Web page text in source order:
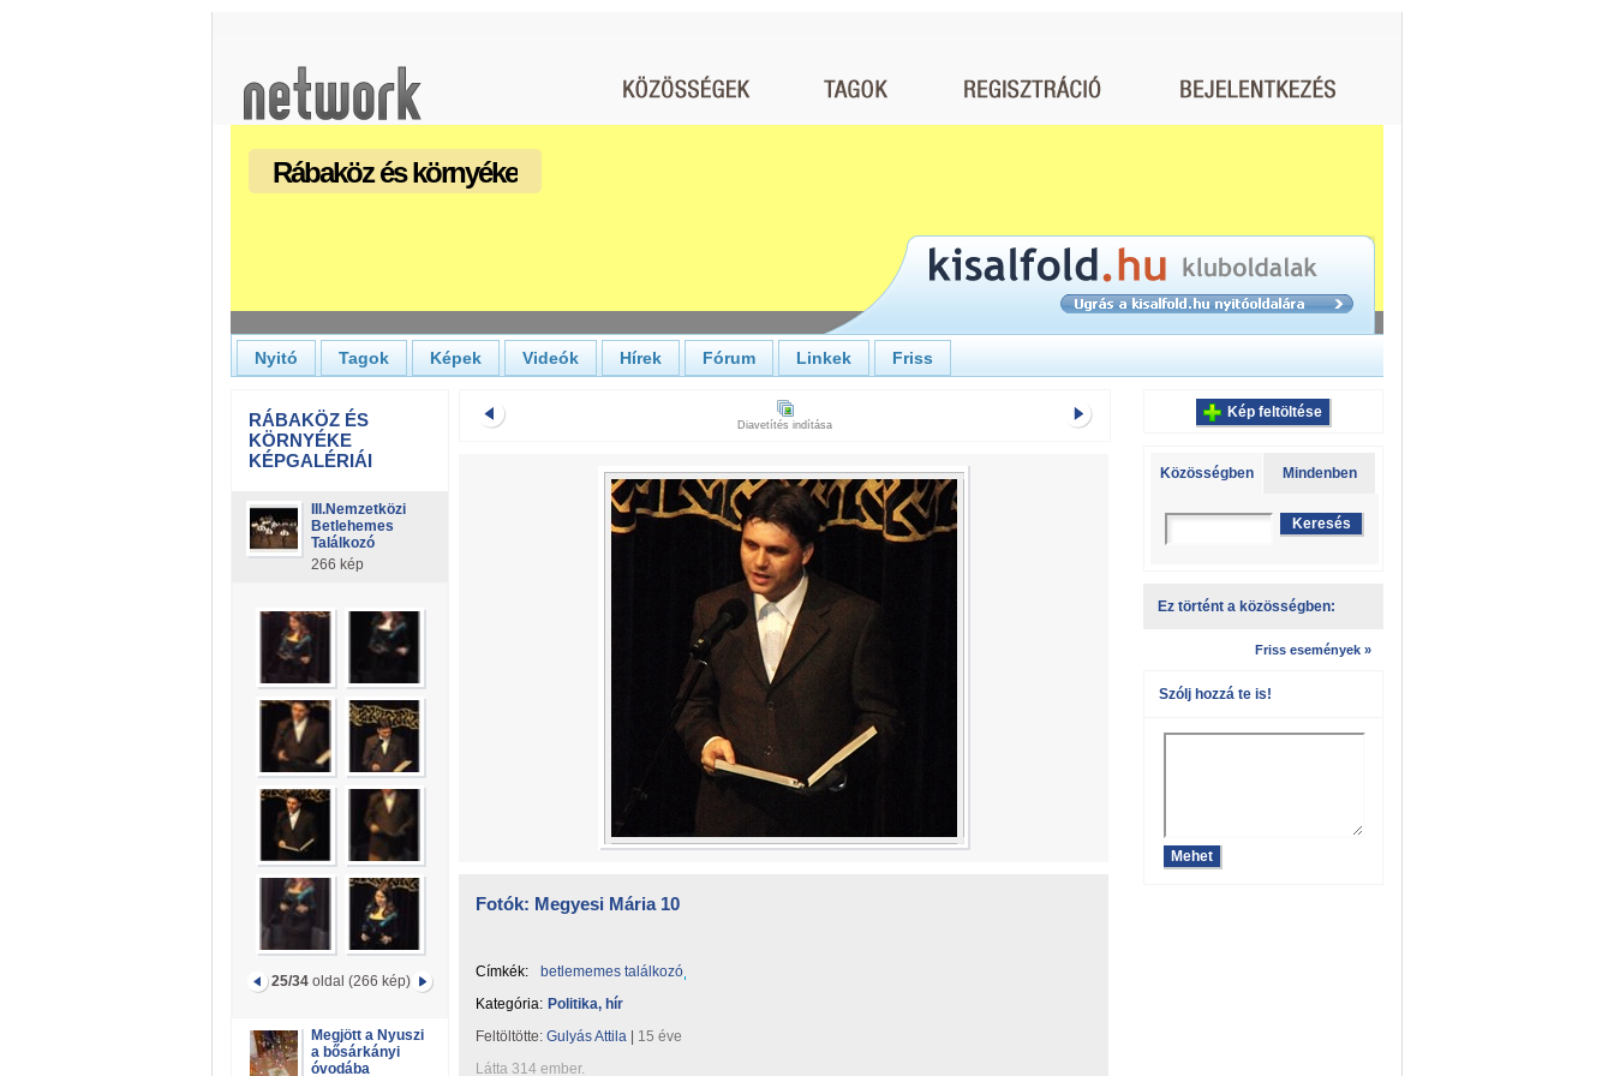
Rábaköz és környéke
Nyitó Tagok Képek Videók Hírek Fórum Linkek Friss
RÁBAKÖZ ÉS
KÖRNYÉKE
KÉPGALÉRIÁI
III.Nemzetközi
Betlehemes
Találkozó
266 kép
25/34 oldal (266 kép)
Megjött a Nyuszi
a bősárkányi
óvodába
Diavetítés indítása
Fotók: Megyesi Mária 10
Címkék:
betlememes találkozó
Kategória: Politika, hír
Feltöltötte: Gulyás Attila
15 éve
Látta 314 ember.
Kép feltöltése
Közösségben Mindenben
Ez történt a közösségben:
Friss események »
Szólj hozzá te is!